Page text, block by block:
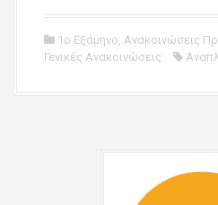
1ο Εξάμηνο, Ανακοινώσεις
Γενικές Ανακοινώσεις